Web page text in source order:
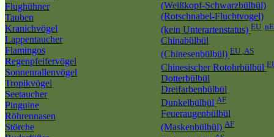
Flughühner
Tauben
Kranichvögel
Lappentaucher
Flamingos
Regenpfeifervögel
Sonnenrallenvögel
Tropikvögel
Seetaucher
Pinguine
Röhrennasen
Störche
(Weißkopf-Schwarzbülbül)
(Rotschnabel-Fluchtvogel)
(kein Unterartenstatus) EU
Chinabülbül
(Chinesenbülbül) EU ,AS
Chinesischer Rotohrbülbül
Dotterbülbül
Dreifarbenbülbül
Dunkelbülbül AF
Feueraugenbülbül
(Maskenbülbül) AF